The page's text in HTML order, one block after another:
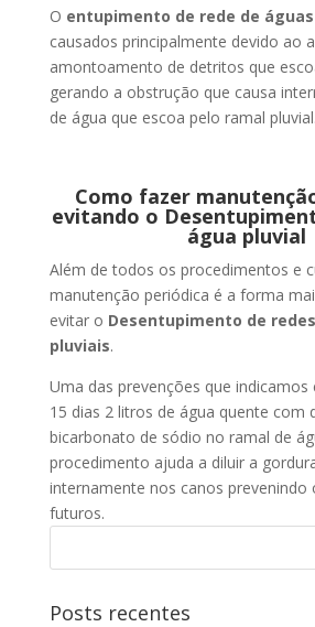
O entupimento de rede de
causados principalmente devido ao
amontoamento de detritos que
gerando a obstrução que causa
de água que escoa pelo ramal pluvial.
Como fazer
evitando o
água pluvial
Além de todos os procedimentos e
manutenção periódica é a forma
evitar o Desentupimento de
pluviais.
Uma das prevenções que indicamos
15 dias 2 litros de água quente com
bicarbonato de sódio no ramal de
procedimento ajuda a diluir a
internamente nos canos prevenindo
futuros.
Posts recentes